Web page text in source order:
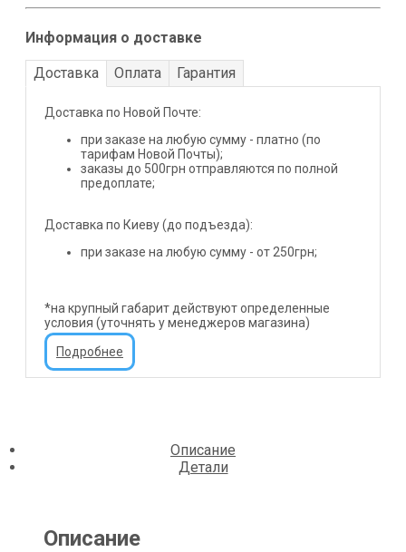
Информация о доставке
Доставка Оплата Гарантия
Доставка по Новой Почте:
при заказе на любую сумму - платно (по
тарифам Новой Почты);
заказы до 500грн отправляются по полной
предоплате;
Доставка по Киеву (до подъезда):
при заказе на любую сумму - от 250грн;
*на крупный габарит действуют определенные
условия (уточнять у менеджеров магазина)
Подробнее
Описание
Детали
Описание